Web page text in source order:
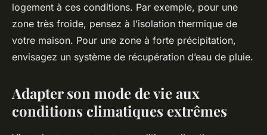
logement à ces conditions. Par exemple, pour une
zone très froide, pensez à l’isolation thermique de
votre maison. Pour une zone à forte précipitation,
envisagez un système de récupération d’eau de pluie.
Adapter son mode de vie aux
conditions climatiques extrêmes